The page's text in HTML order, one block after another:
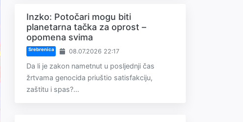
Inzko: Potočari mogu biti
planetarna tačka za oprost –
opomena svima
Srebrenica 08.07.2026 22:17
Da li je zakon nametnut u posljednji čas
žrtvama genocida priuštio satisfakciju,
zaštitu i spas?...